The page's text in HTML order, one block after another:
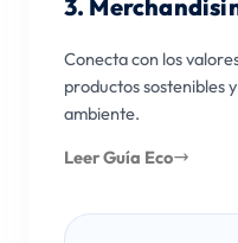
3.
Conecta con los
productos sostenibles
ambiente.
Leer Guía Eco